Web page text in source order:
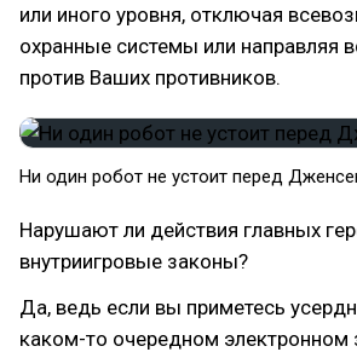
или иного уровня, отключая
охранные системы или направляя
против Ваших противников.
Ни один робот не устоит перед
Нарушают ли действия главных
внутриигровые законы?
Да, ведь если вы приметесь
каком-то очередном электронном